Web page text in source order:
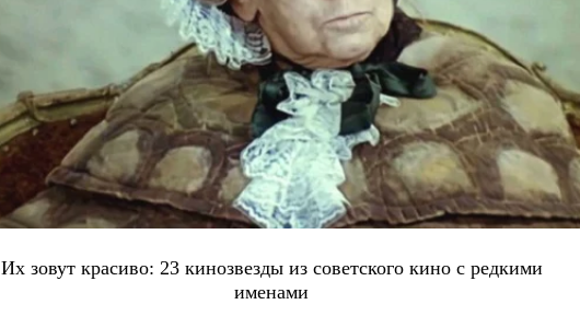
Их зовут красиво: 23 кинозвезды из советского кино с редкими
именами